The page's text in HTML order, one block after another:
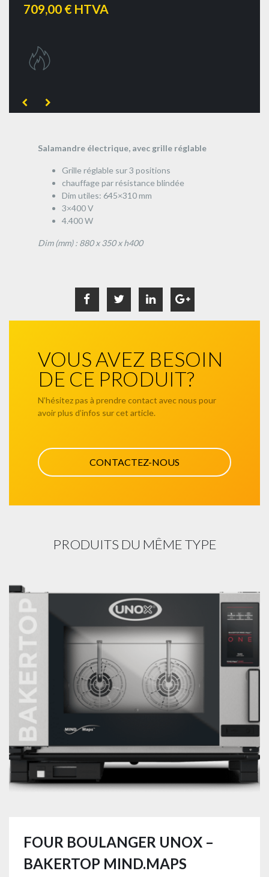
709,00 € HTVA
Salamandre électrique, avec grille réglable
Grille réglable sur 3 positions
chauffage par résistance blindée
Dim utiles: 645×310 mm
3×400 V
4.400 W
Dim (mm) : 880 x 350 x h400
VOUS AVEZ BESOIN
DE CE PRODUIT?
N’hésitez pas à prendre contact avec nous pour
avoir plus d’infos sur cet article.
CONTACTEZ-NOUS
PRODUITS DU MÊME TYPE
FOUR BOULANGER UNOX –
BAKERTOP MIND.MAPS